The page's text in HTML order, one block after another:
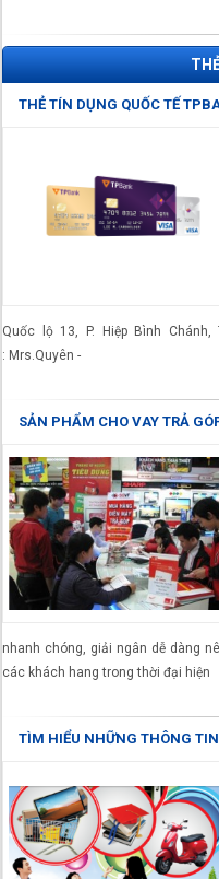
THẺ TÍN DỤNG QUỐC TẾ
Quốc lộ 13, P. Hiệp Bình
: Mrs.Quyên -
SẢN PHẨM CHO VAY TRẢ
nhanh chóng, giải ngân dễ dàng
các khách hang trong thời đại hiện
TÌM HIỂU NHỮNG THÔNG